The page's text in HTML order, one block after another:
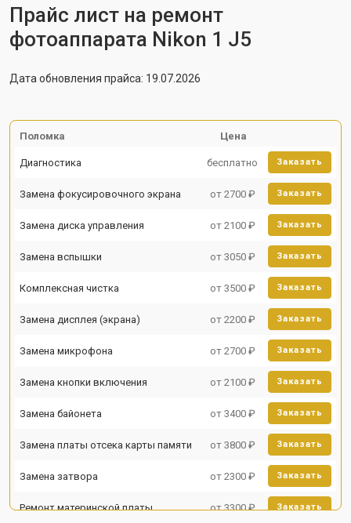
Прайс лист на ремонт
фотоаппарата Nikon 1 J5
Дата обновления прайса: 19.07.2026
Поломка Цена
Диагностика бесплатно Заказать
Замена фокусировочного экрана от 2700 ₽ Заказать
Замена диска управления от 2100 ₽ Заказать
Замена вспышки от 3050 ₽ Заказать
Комплексная чистка от 3500 ₽ Заказать
Замена дисплея (экрана) от 2200 ₽ Заказать
Замена микрофона от 2700 ₽ Заказать
Замена кнопки включения от 2100 ₽ Заказать
Замена байонета от 3400 ₽ Заказать
Замена платы отсека карты памяти от 3800 ₽ Заказать
Замена затвора от 2300 ₽ Заказать
Ремонт материнской платы от 3300 ₽ Заказать